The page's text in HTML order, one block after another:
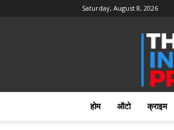
Saturday, August 8, 2026
Hindi,
होम ऑटो क्राइम